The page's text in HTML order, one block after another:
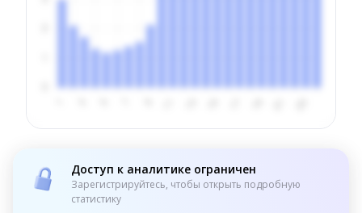
Доступ к аналитике ограничен
Зарегистрируйтесь, чтобы открыть подробную
статистику